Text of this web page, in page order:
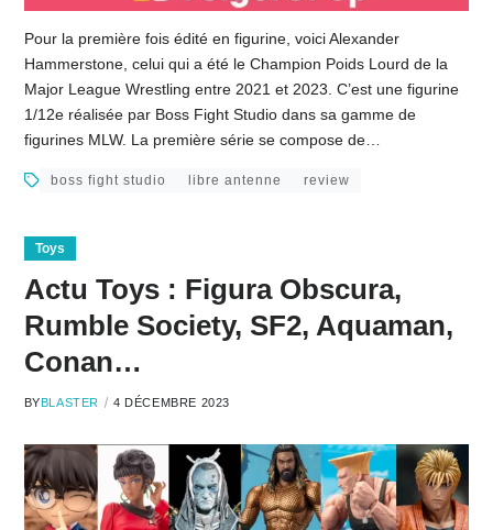
Pour la première fois édité en figurine, voici Alexander
Hammerstone, celui qui a été le Champion Poids Lourd de la
Major League Wrestling entre 2021 et 2023. C’est une figurine
1/12e réalisée par Boss Fight Studio dans sa gamme de
figurines MLW. La première série se compose de…
boss fight studio libre antenne review
Toys
Actu Toys : Figura Obscura,
Rumble Society, SF2, Aquaman,
Conan…
BY BLASTER 4 DÉCEMBRE 2023